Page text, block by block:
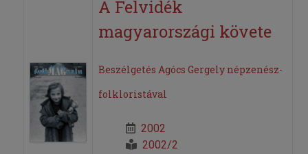
A Felvidék
magyarországi követe
Beszélgetés Agócs Gergely népzenész-
folkloristával
2002
2002/2